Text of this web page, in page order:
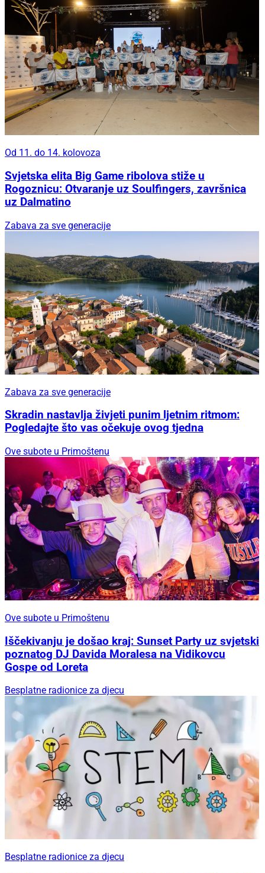
Od 11. do 14. kolovoza
Svjetska elita Big Game ribolova stiže u
Rogoznicu: Otvaranje uz Soulfingers, završnica
uz Dalmatino
Zabava za sve generacije
Zabava za sve generacije
Skradin nastavlja živjeti punim ljetnim ritmom:
Pogledajte što vas očekuje ovog tjedna
Ove subote u Primoštenu
Ove subote u Primoštenu
Iščekivanju je došao kraj: Sunset Party uz svjetski
poznatog DJ Davida Moralesa na Vidikovcu
Gospe od Loreta
Besplatne radionice za djecu
Besplatne radionice za djecu